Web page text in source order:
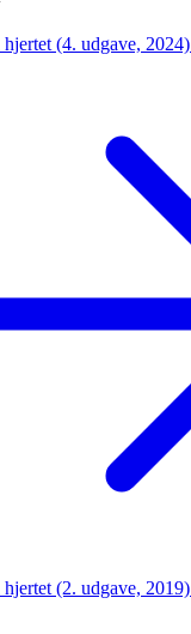
(4. udgave, 2024)
(2. udgave, 2019)